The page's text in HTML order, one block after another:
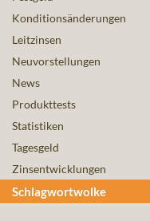
Konditionsänderungen
Leitzinsen
Neuvorstellungen
News
Produkttests
Statistiken
Tagesgeld
Zinsentwicklungen
Schlagwortwolke